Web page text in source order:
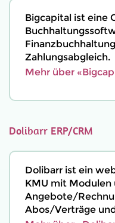
Bigcapital ist eine
Zahlungsabgleich.
Mehr über
Dolibarr ERP/CRM
Dolibarr ist ein
KMU mit Modulen
Angebote/
Abos/Verträge